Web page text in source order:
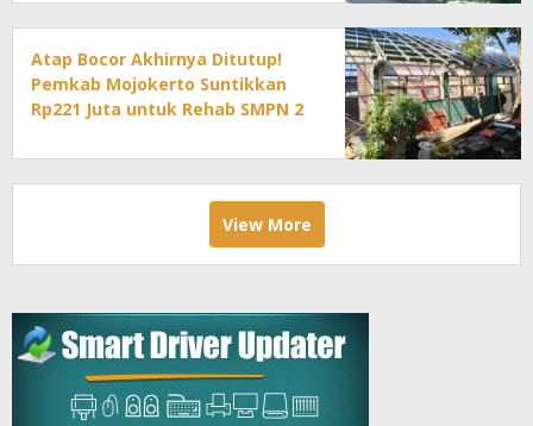
Atap Bocor Akhirnya Ditutup!
Pemkab Mojokerto Suntikkan
Rp221 Juta untuk Rehab SMPN 2
View More